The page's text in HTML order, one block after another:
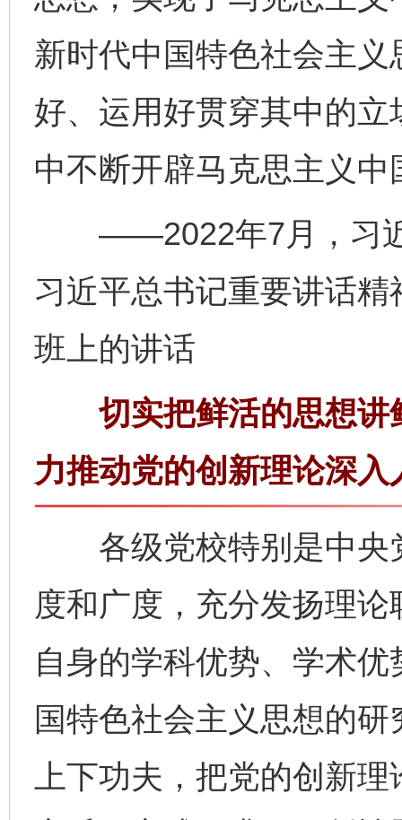
新时代中国特色社会主
好、运用好贯穿其中的
中不断开辟马克思主义
——2022年7月，习近
习近平总书记重要讲话
班上的讲话
切实把鲜活的思想讲
力推动党的创新理论深入
各级党校特别是中央
度和广度，充分发扬理
自身的学科优势、学术
国特色社会主义思想的
上下功夫，把党的创新